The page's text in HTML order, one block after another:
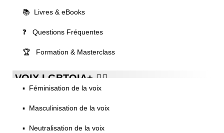
📚 Livres & eBooks
❓ Questions Fréquentes
🏆 Formation & Masterclass
VOIX LGBTQIA+ 🏳️‍🌈
▪️ Féminisation de la voix
▪️ Masculinisation de la voix
▪️ Neutralisation de la voix